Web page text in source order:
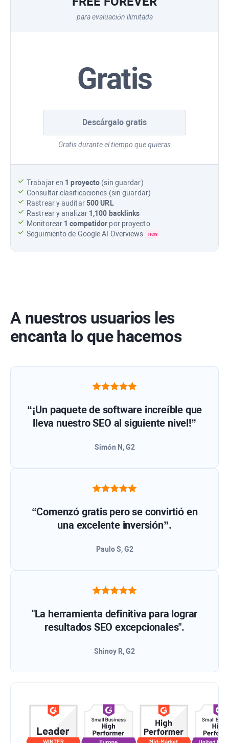
para evaluación ilimitada
Gratis
Descárgalo gratis
Gratis durante el tiempo que quieras
Trabajar en 1 proyecto (sin guardar)
Consultar clasificaciones (sin guardar)
Rastrear y auditar500 URL
Rastrear y analizar 1,100 backlinks
Monitorear 1 competidor por proyecto
Seguimiento de Google AI Overviews new
A nuestros usuarios les
encanta lo que hacemos
“¡Un paquete de software increíble que
lleva nuestro SEO al siguiente nivel!”
Simón N, G2
“Comenzó gratis pero se convirtió en
una excelente inversión”.
Paulo S, G2
"La herramienta definitiva para lograr
resultados SEO excepcionales".
Shinoy R, G2